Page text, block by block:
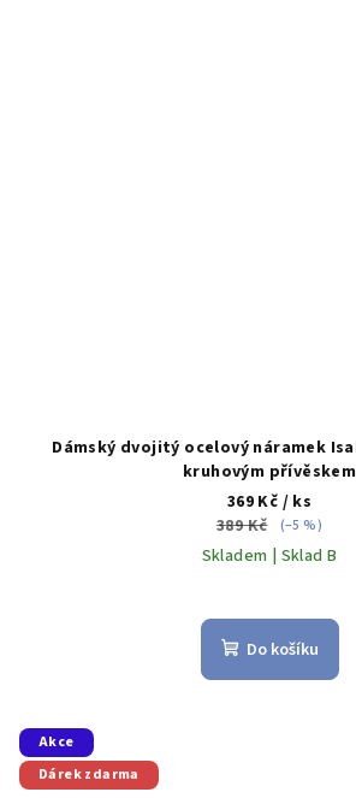
Dámský dvojitý ocelový náramek
kruhovým přívěskem
369 Kč / ks
389 Kč
(–5 %)
Skladem | Sklad B
Do košíku
Akce
Dárek zdarma